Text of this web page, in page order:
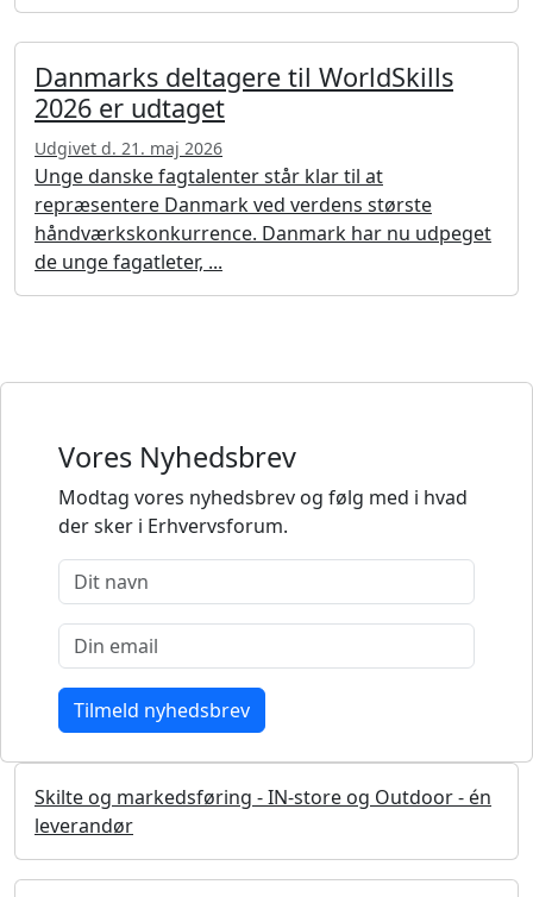
Danmarks deltagere til WorldSkills
2026 er udtaget
Udgivet d. 21. maj 2026
Unge danske fagtalenter står klar til at
repræsentere Danmark ved verdens største
håndværkskonkurrence. Danmark har nu udpeget
de unge fagatleter, ...
Vores Nyhedsbrev
Modtag vores nyhedsbrev og følg med i hvad
der sker i Erhvervsforum.
Skilte og markedsføring - IN-store og Outdoor - én
leverandør